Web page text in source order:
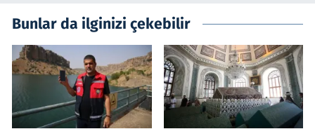
Bunlar da ilginizi çekebilir